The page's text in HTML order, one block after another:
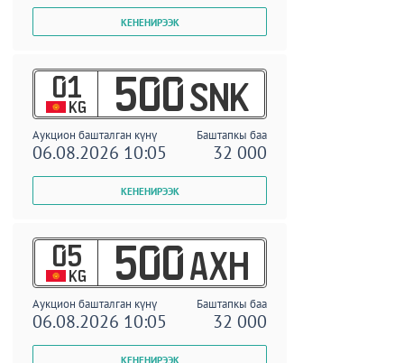
01
KG 500 SNK
Аукцион башталган күнү Баштапкы баа
06.08.2026 10:05 32 000
05
KG 500 AXH
Аукцион башталган күнү Баштапкы баа
06.08.2026 10:05 32 000